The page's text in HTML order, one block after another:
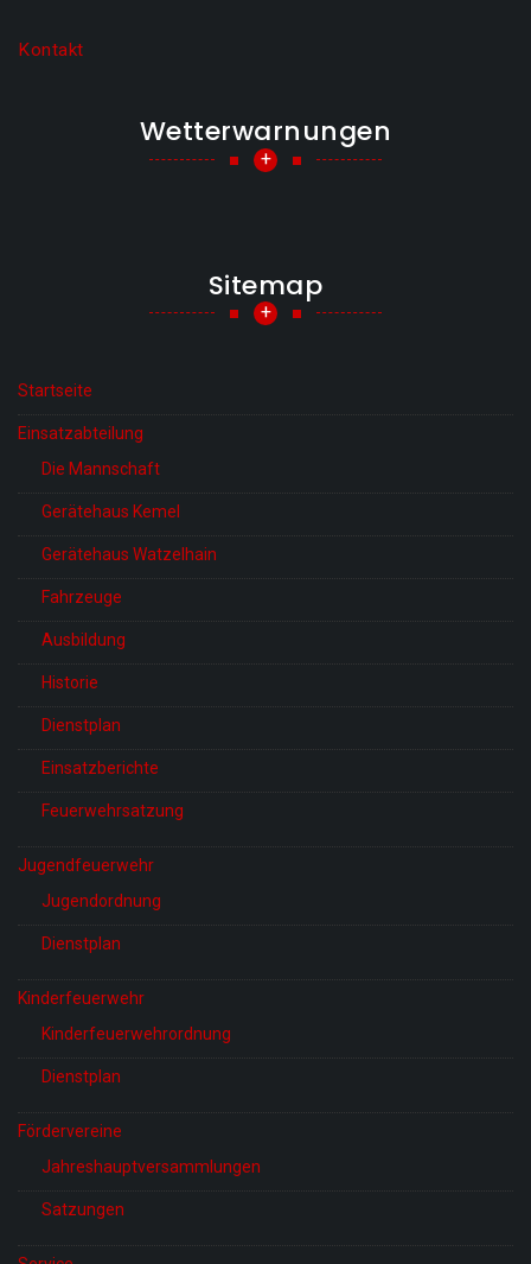
Kontakt
Wetterwarnungen
+
Sitemap
+
Startseite
Einsatzabteilung
Die Mannschaft
Gerätehaus Kemel
Gerätehaus Watzelhain
Fahrzeuge
Ausbildung
Historie
Dienstplan
Einsatzberichte
Feuerwehrsatzung
Jugendfeuerwehr
Jugendordnung
Dienstplan
Kinderfeuerwehr
Kinderfeuerwehrordnung
Dienstplan
Fördervereine
Jahreshauptversammlungen
Satzungen